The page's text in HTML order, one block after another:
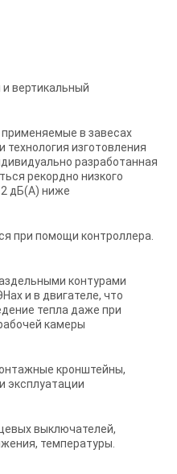
вертикальный
в завесах
технология изготовления
разработанная
рекордно низкого
дБ(А) ниже
при помощи контроллера.
контурами
и в двигателе, что
тепла даже при
камеры
кронштейны,
эксплуатации
выключателей,
температуры.